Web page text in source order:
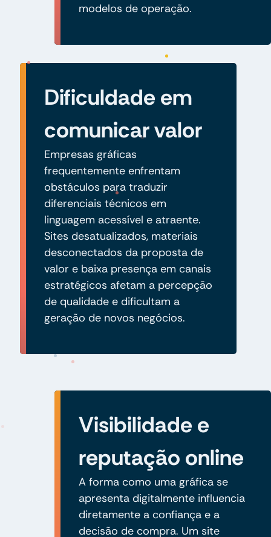
modelos de operação.
Dificuldade em
comunicar valor
Empresas gráficas
frequentemente enfrentam
obstáculos para traduzir
diferenciais técnicos em
linguagem acessível e atraente.
Sites desatualizados, materiais
desconectados da proposta de
valor e baixa presença em canais
estratégicos afetam a percepção
de qualidade e dificultam a
geração de novos negócios.
Visibilidade e
reputação online
A forma como uma gráfica se
apresenta digitalmente influencia
diretamente a confiança e a
decisão de compra. Um site